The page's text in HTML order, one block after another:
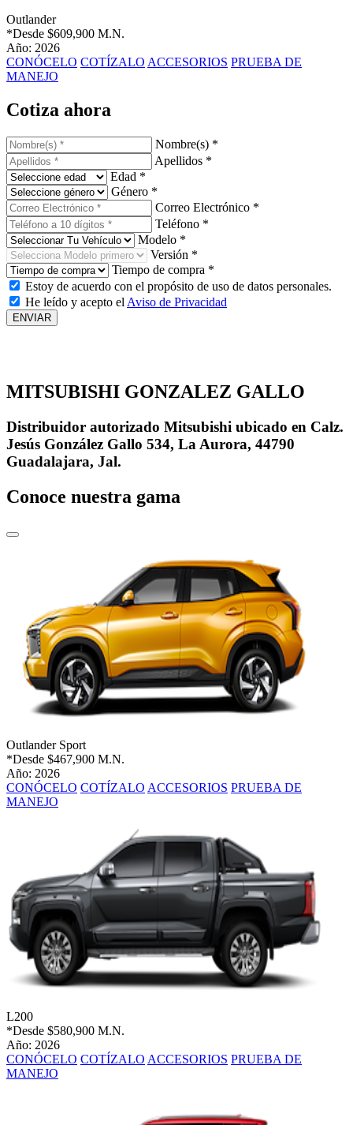
Outlander
*Desde $609,900 M.N.
Año: 2026
CONÓCELO COTÍZALO ACCESORIOS PRUEBA DE
MANEJO
Cotiza ahora
Nombre(s) *
Apellidos *
Edad *
Género *
Correo Electrónico *
Teléfono *
Modelo *
Versión *
Tiempo de compra *
Estoy de acuerdo con el propósito de uso de datos personales.
He leído y acepto el Aviso de Privacidad
MITSUBISHI GONZALEZ GALLO
Distribuidor autorizado Mitsubishi ubicado en Calz.
Jesús González Gallo 534, La Aurora, 44790
Guadalajara, Jal.
Conoce nuestra gama
Outlander Sport
*Desde $467,900 M.N.
Año: 2026
CONÓCELO COTÍZALO ACCESORIOS PRUEBA DE
MANEJO
L200
*Desde $580,900 M.N.
Año: 2026
CONÓCELO COTÍZALO ACCESORIOS PRUEBA DE
MANEJO